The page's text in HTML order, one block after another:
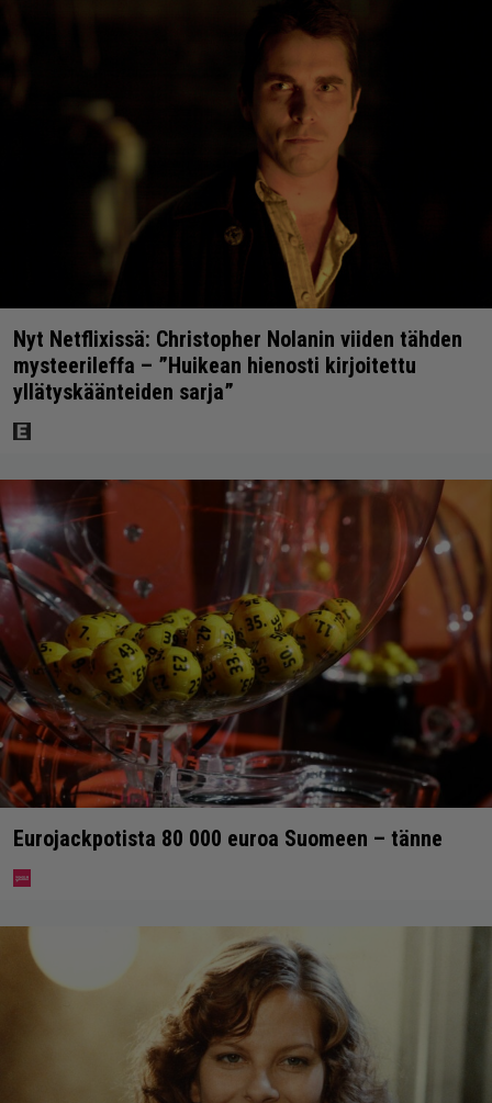
Nyt Netflixissä: Christopher Nolanin viiden tähden
mysteerileffa – ”Huikean hienosti kirjoitettu
yllätyskäänteiden sarja”
Eurojackpotista 80 000 euroa Suomeen – tänne